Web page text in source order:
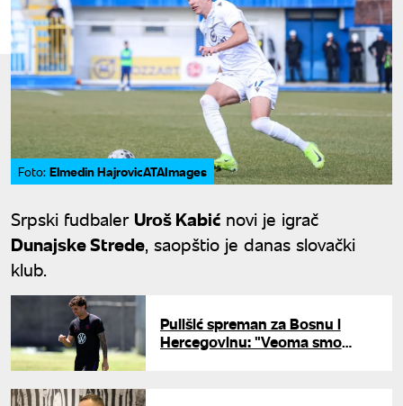
Foto: Elmedin HajrovicATAImages
Srpski fudbaler Uroš Kabić novi je igrač
Dunajske Strede, saopštio je danas slovački
klub.
Pulišić spreman za Bosnu i
Hercegovinu: "Veoma smo